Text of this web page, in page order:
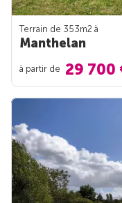
Terrain de 353m2 à
Manthelan
à partir de 29 700